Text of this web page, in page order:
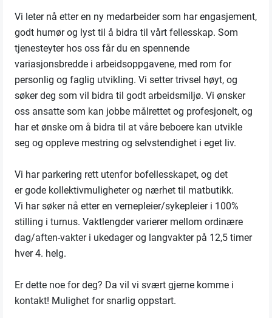
Vi leter nå etter en ny medarbeider som har engasjement,
godt humør og lyst til å bidra til vårt fellesskap. Som
tjenesteyter hos oss får du en spennende
variasjonsbredde i arbeidsoppgavene, med rom for
personlig og faglig utvikling. Vi setter trivsel høyt, og
søker deg som vil bidra til godt arbeidsmiljø. Vi ønsker
oss ansatte som kan jobbe målrettet og profesjonelt, og
har et ønske om å bidra til at våre beboere kan utvikle
seg og oppleve mestring og selvstendighet i eget liv.
Vi har parkering rett utenfor bofellesskapet, og det
er gode kollektivmuligheter og nærhet til matbutikk.
Vi har søker nå etter en vernepleier/sykepleier i 100%
stilling i turnus. Vaktlengder varierer mellom ordinære
dag/aften-vakter i ukedager og langvakter på 12,5 timer
hver 4. helg.
Er dette noe for deg? Da vil vi svært gjerne komme i
kontakt! Mulighet for snarlig oppstart.